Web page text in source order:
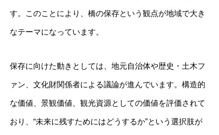
す。このことにより、橋の保存という観点が地域で大き
なテーマになっています。
保存に向けた動きとしては、地元自治体や歴史・土木フ
ァン、文化財関係者による議論が進んでいます。構造的
な価値、景観価値、観光資源としての価値を評価されて
おり、“未来に残すためにはどうするか”という選択肢が